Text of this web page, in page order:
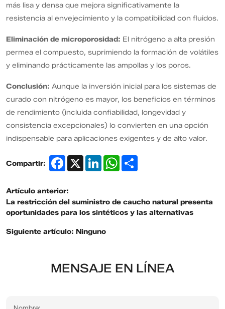
más lisa y densa que mejora significativamente la
resistencia al envejecimiento y la compatibilidad con fluidos.
Eliminación de microporosidad: El nitrógeno a alta presión
permea el compuesto, suprimiendo la formación de volátiles
y eliminando prácticamente las ampollas y los poros.
Conclusión: Aunque la inversión inicial para los sistemas de
curado con nitrógeno es mayor, los beneficios en términos
de rendimiento (incluida confiabilidad, longevidad y
consistencia excepcionales) lo convierten en una opción
indispensable para aplicaciones exigentes y de alto valor.
Compartir: Facebook
X LinkedInWhatsApp
Artículo anterior:
La restricción del suministro de caucho natural presenta
oportunidades para los sintéticos y las alternativas
Siguiente artículo: Ninguno
MENSAJE EN LÍNEA